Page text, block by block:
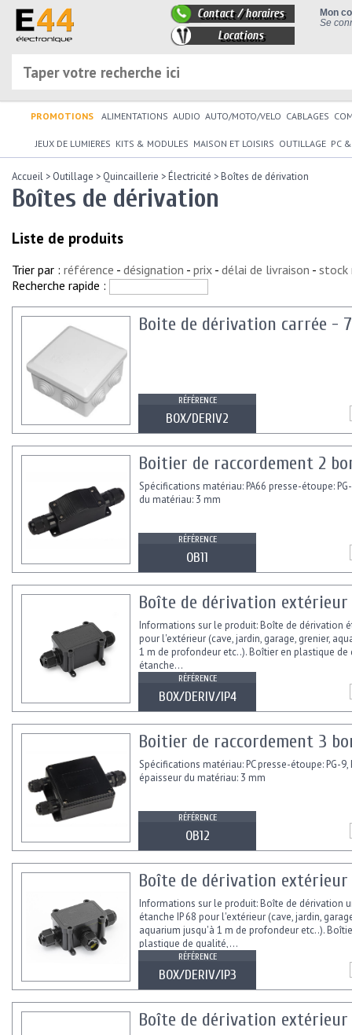
Mon
Se
Contact / horaires
Locations
PROMOTIONS ALIMENTATIONS AUDIO AUTO/MOTO/VELO CABLAGES
JEUX DE LUMIERES KITS & MODULES MAISON ET LOISIRS OUTILLAGE PC
Accueil > Outillage > Quincaillerie >Électricité >Boîtes de dérivation
Boîtes de dérivation
Liste de produits
Trier par : référence - désignation - prix - délai de livraison - stock
Recherche rapide :
Boite de dérivation carrée -
RÉFÉRENCE
BOX/DERIV2
Boitier de raccordement 2
Spécifications matériau: PA66 presse-étoupe:
du matériau: 3 mm
RÉFÉRENCE
OB11
Boîte de dérivation extérieur
Informations sur le produit: Boîte de dérivation
pour l'extérieur (cave, jardin, garage, grenier,
1 m de profondeur etc..). Boîtier en plastique de
étanche...
RÉFÉRENCE
BOX/DERIV/IP4
Boitier de raccordement 3
Spécifications matériau: PC presse-étoupe: PG-9,
épaisseur du matériau: 3 mm
RÉFÉRENCE
OB12
Boîte de dérivation
Informations sur le produit: Boîte de dérivation
étanche IP 68 pour l'extérieur (cave, jardin,
aquarium jusqu'à 1 m de profondeur etc..).
plastique de qualité,...
RÉFÉRENCE
BOX/DERIV/IP3
Boîte de dérivation